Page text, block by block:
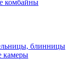
комбайны
блинницы
камеры